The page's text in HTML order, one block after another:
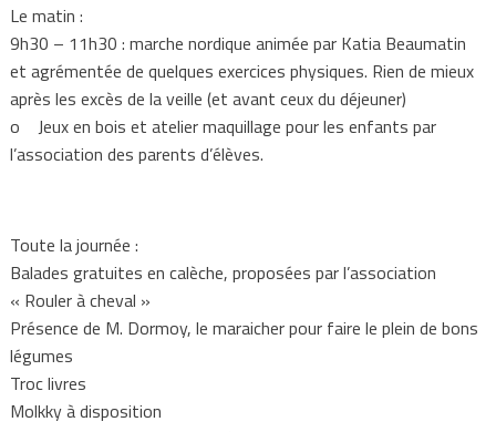
Le matin :
9h30 – 11h30 : marche nordique animée par Katia Beaumatin
et agrémentée de quelques exercices physiques. Rien de mieux
après les excès de la veille (et avant ceux du déjeuner)
o Jeux en bois et atelier maquillage pour les enfants par
l’association des parents d’élèves.
Toute la journée :
Balades gratuites en calèche, proposées par l’association
« Rouler à cheval »
Présence de M. Dormoy, le maraicher pour faire le plein de bons
légumes
Troc livres
Molkky à disposition